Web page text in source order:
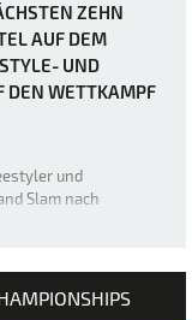
ZEHN
AUF DEM
UND
DEN WETTKAMPF
und
Slam nach